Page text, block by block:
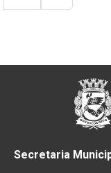
Secretaria